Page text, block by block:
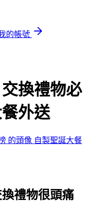
的帳號
換禮物必
外送
自製聖誕大餐
禮物很頭痛